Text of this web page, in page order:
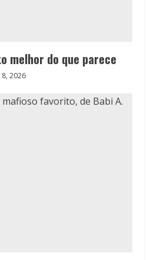
melhor do que parece
2026